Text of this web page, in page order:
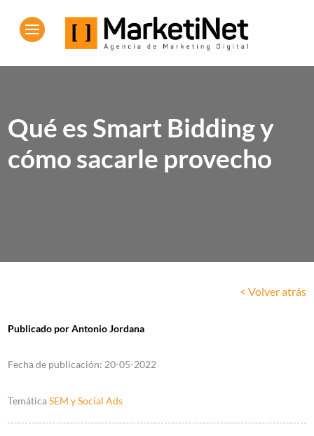
Qué es Smart Bidding y
cómo sacarle provecho
< Volver atrás
Publicado porAntonio Jordana
Fecha de publicación:20-05-2022
TemáticaSEM y Social Ads